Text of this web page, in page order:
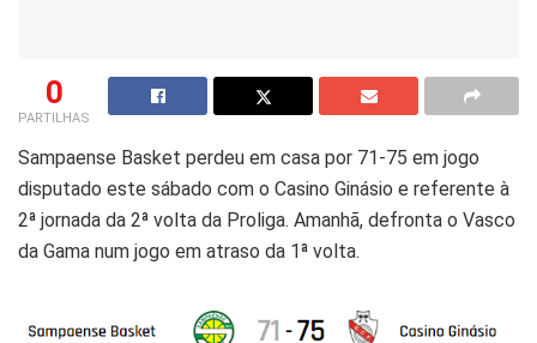
0
PARTILHAS
Sampaense Basket perdeu em casa por 71-75 em jogo
disputado este sábado com o Casino Ginásio e referente à
2ª jornada da 2ª volta da Proliga. Amanhã, defronta o Vasco
da Gama num jogo em atraso da 1ª volta.